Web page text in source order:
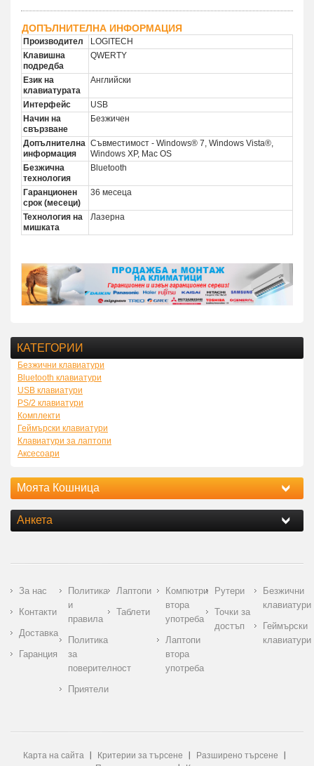
ДОПЪЛНИТЕЛНА ИНФОРМАЦИЯ
Производител
LOGITECH
Клавишна
подредба
QWERTY
Език на
клавиатурата
Английски
Интерфейс
USB
Начин на
свързване
Безжичен
Допълнителна
информация
Съвместимост - Windows® 7, Windows Vista®,
Windows XP, Mac OS
Безжична
технология
Bluetooth
Гаранционен
срок (месеци)
36 месеца
Технология на
мишката
Лазерна
КАТЕГОРИИ
Безжични клавиатури
Bluetooth клавиатури
USB клавиатури
PS/2 клавиатури
Комплекти
Геймърски клавиатури
Клавиатури за лаптопи
Аксесоари
Моята Кошница
Анкета
За нас
Контакти
Доставка
Гаранция
Политика
и
правила
Политика
за
поверителност
Приятели
Лаптопи
Таблети
Компютри
втора
употреба
Лаптопи
втора
употреба
Рутери
Точки за
достъп
Безжични
клавиатури
Геймърски
клавиатури
Карта на сайта Критерии за търсене
Разширено търсене